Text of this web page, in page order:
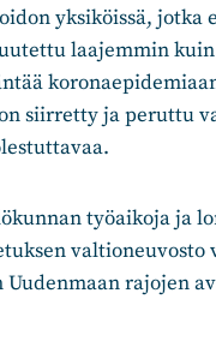
yksiköissä,
laajemmin
siirretty ja peruttu
työaikoja ja
valtioneuvosto
rajojen